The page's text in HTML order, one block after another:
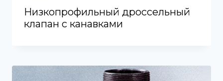
Низкопрофильный дроссельный
клапан с канавками